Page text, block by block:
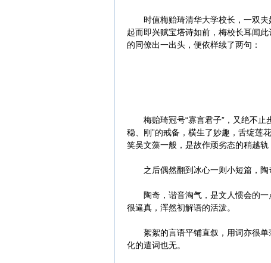
时值梅贻琦清华大学校长，一双夫
起而即兴赋宝塔诗如前，梅校长耳闻
的同僚出一出头，便依样续了两句：
梅贻琦冠号“寡言君子”，又绝不止步
稳、刚”的戒备，横生了妙趣，舌绽莲
笑吴文藻一般，是故作顽劣态的稍越
之后偶然翻到冰心一则小短篇，陶
陶奇，谐音淘气，是文人惯会的一
很逼真，浑然初解语的活泼。
絮絮的言语平铺直叙，用词亦很单
化的遣词也无。